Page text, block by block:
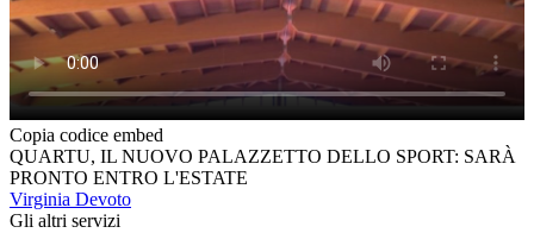
Copia codice embed
QUARTU, IL NUOVO PALAZZETTO DELLO SPORT: SARÀ
PRONTO ENTRO L'ESTATE
Virginia Devoto
Gli altri servizi